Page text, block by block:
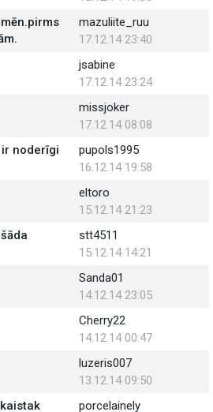
mazuliite_ruu
17.12.14 23:40
jsabine
17.12.14 23:24
missjoker
17.12.14 08:08
noderīgi
pupols1995
16.12.14 19:58
eltoro
15.12.14 21:23
stt4511
15.12.14 14:21
Sanda01
14.12.14 23:05
Cherry22
14.12.14 00:47
luzeris007
13.12.14 09:50
porcelainely